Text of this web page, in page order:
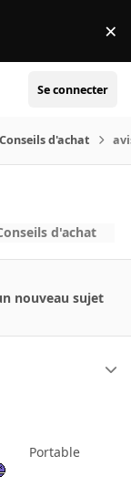
×
Se connecter
Conseils d'achat
d'achat
nouveau sujet
Portable